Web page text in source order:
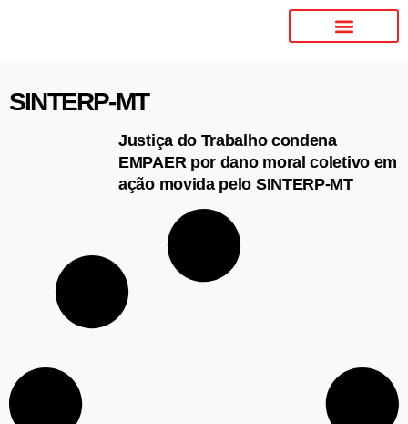
SINTERP-MT
Justiça do Trabalho condena
EMPAER por dano moral coletivo em
ação movida pelo SINTERP-MT